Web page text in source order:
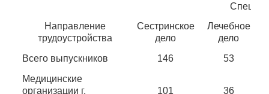
Направление
трудоустройства
Сестринское
дело
Лечебное
дело
Всего выпускников 146
53
Медицинские
организации г.
101 36